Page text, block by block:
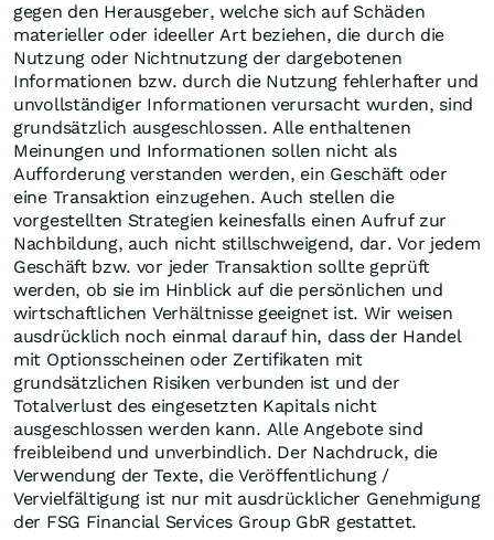
gegen den Herausgeber, welche sich auf Schäden
materieller oder ideeller Art beziehen, die durch die
Nutzung oder Nichtnutzung der dargebotenen
Informationen bzw. durch die Nutzung fehlerhafter und
unvollständiger Informationen verursacht wurden, sind
grundsätzlich ausgeschlossen. Alle enthaltenen
Meinungen und Informationen sollen nicht als
Aufforderung verstanden werden, ein Geschäft oder
eine Transaktion einzugehen. Auch stellen die
vorgestellten Strategien keinesfalls einen Aufruf zur
Nachbildung, auch nicht stillschweigend, dar. Vor jedem
Geschäft bzw. vor jeder Transaktion sollte geprüft
werden, ob sie im Hinblick auf die persönlichen und
wirtschaftlichen Verhältnisse geeignet ist. Wir weisen
ausdrücklich noch einmal darauf hin, dass der Handel
mit Optionsscheinen oder Zertifikaten mit
grundsätzlichen Risiken verbunden ist und der
Totalverlust des eingesetzten Kapitals nicht
ausgeschlossen werden kann. Alle Angebote sind
freibleibend und unverbindlich. Der Nachdruck, die
Verwendung der Texte, die Veröffentlichung /
Vervielfältigung ist nur mit ausdrücklicher Genehmigung
der FSG Financial Services Group GbR gestattet.